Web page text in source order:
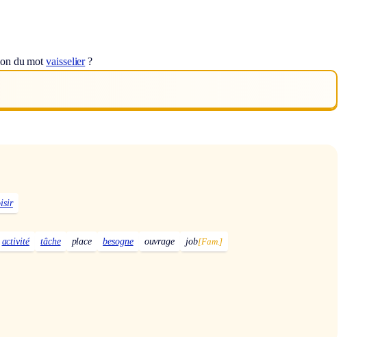
du motvaisselier?
activité tâche place besogne ouvrage job[Fam.]